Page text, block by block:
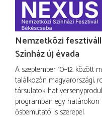
Nemzetközi
Színház új évada
A szeptember 10–12. között
találkozón magyarországi,
társulatok hat
programban egy
ősbemutató is szerepel.